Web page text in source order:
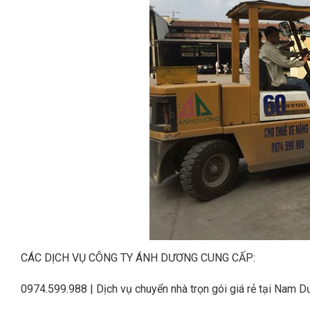
CÁC DỊCH VỤ CÔNG TY ÁNH DƯƠNG CUNG CẤP:
0974.599.988 | Dịch vụ chuyển nhà trọn gói giá rẻ tại Nam